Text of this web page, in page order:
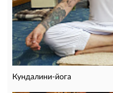
Кундалини-йога